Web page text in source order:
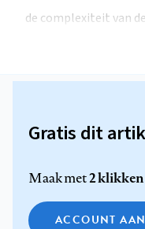
de complexiteit van
Gratis dit
Maak met2 klikken
ACCOUNT